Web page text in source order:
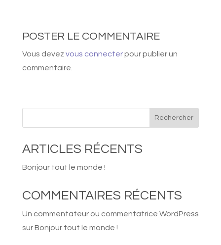
POSTER LE COMMENTAIRE
Vous devez vous connecterpour publier un
commentaire.
Rechercher
ARTICLES RÉCENTS
Bonjour tout le monde !
COMMENTAIRES RÉCENTS
Un commentateur ou commentatrice WordPress
surBonjour tout le monde !